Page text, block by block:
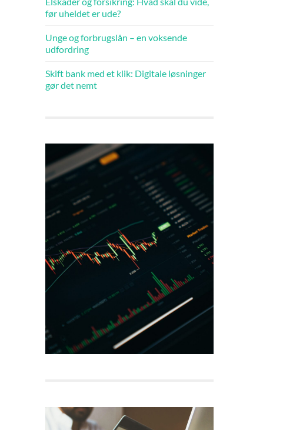
før uheldet er ude?
Unge og forbrugslån – en voksende
udfordring
Skift bank med et klik: Digitale løsninger
gør det nemt